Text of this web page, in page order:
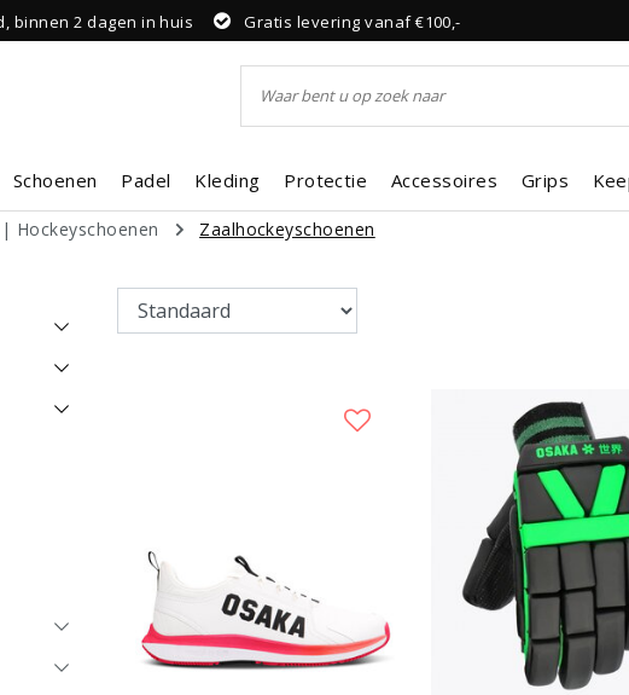
binnen 2 dagen in huis Gratis levering vanaf €100,-
Schoenen Padel Kleding Protectie Accessoires Grips
| Hockeyschoenen Zaalhockeyschoenen